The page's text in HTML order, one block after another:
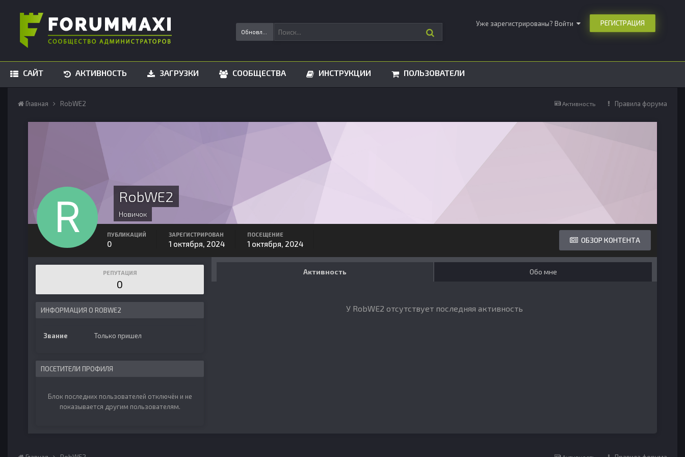
Уже зарегистрированы? Войти РЕГИСТРАЦИЯ
САЙТ АКТИВНОСТЬ ЗАГРУЗКИ СООБЩЕСТВА ИНСТРУКЦИИ ПОЛЬЗОВАТЕЛИ
Активность Правила форума
Главная RobWE2
RobWE2
Новичок
ОБЗОР КОНТЕНТА
ПУБЛИКАЦИЙ
0
ЗАРЕГИСТРИРОВАН
1 октября, 2024
ПОСЕЩЕНИЕ
1 октября, 2024
РЕПУТАЦИЯ
0
ИНФОРМАЦИЯ О ROBWE2
Звание Только пришел
ПОСЕТИТЕЛИ ПРОФИЛЯ
Блок последних пользователей отключён и не
показывается другим пользователям.
Активность Обо мне
У RobWE2 отсутствует последняя активность